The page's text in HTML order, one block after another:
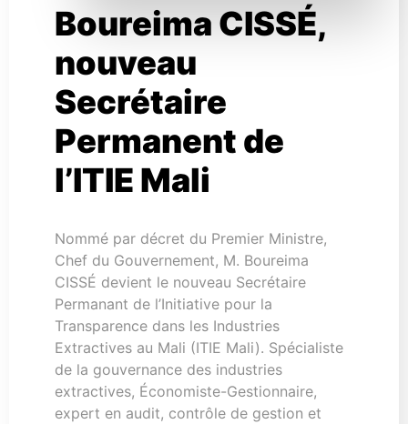
Boureima CISSÉ,
nouveau
Secrétaire
Permanent de
l’ITIE Mali
Nommé par décret du Premier Ministre,
Chef du Gouvernement, M. Boureima
CISSÉ devient le nouveau Secrétaire
Permanant de l’Initiative pour la
Transparence dans les Industries
Extractives au Mali (ITIE Mali). Spécialiste
de la gouvernance des industries
extractives, Économiste-Gestionnaire,
expert en audit, contrôle de gestion et